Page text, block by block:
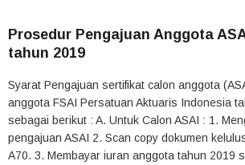
Prosedur Pengajuan Anggota
tahun 2019
Syarat Pengajuan sertifikat calon anggota
anggota FSAI Persatuan Aktuaris Indonesia
sebagai berikut : A. Untuk Calon ASAI : 1.
pengajuan ASAI 2. Scan copy dokumen
A70. 3. Membayar iuran anggota tahun 2019